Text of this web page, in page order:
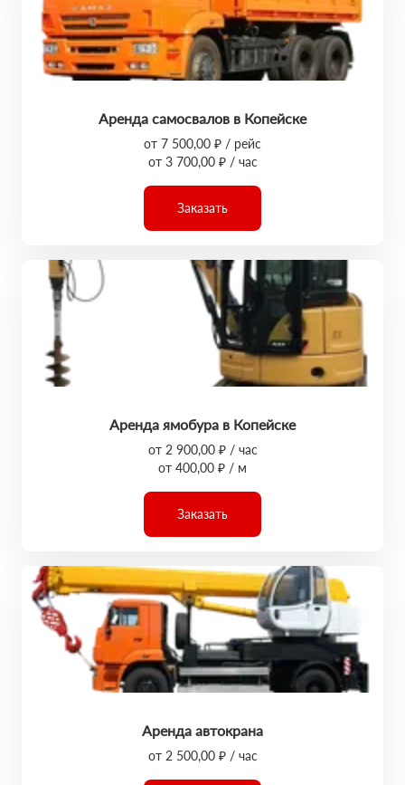
Аренда самосвалов в Копейске
от 7 500,00 ₽ / рейс
от 3 700,00 ₽ / час
Заказать
Аренда ямобура в Копейске
от 2 900,00 ₽ / час
от 400,00 ₽ / м
Заказать
Аренда автокрана
от 2 500,00 ₽ / час